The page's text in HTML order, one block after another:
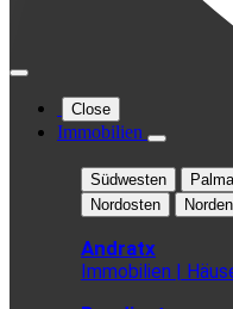
Close
Immobilien
Südwesten Palma
Nordosten
Norden
Andratx
Immobilien |